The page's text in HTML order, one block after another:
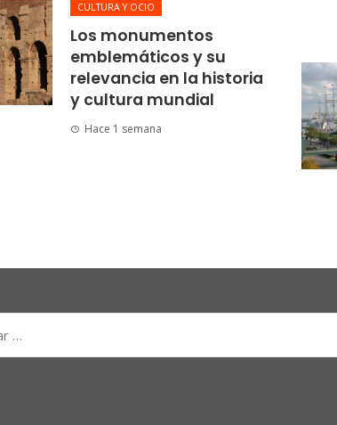
CULTURA Y OCIO
Los monumentos
emblemáticos y su
relevancia en la historia
y cultura mundial
Hace 1 semana